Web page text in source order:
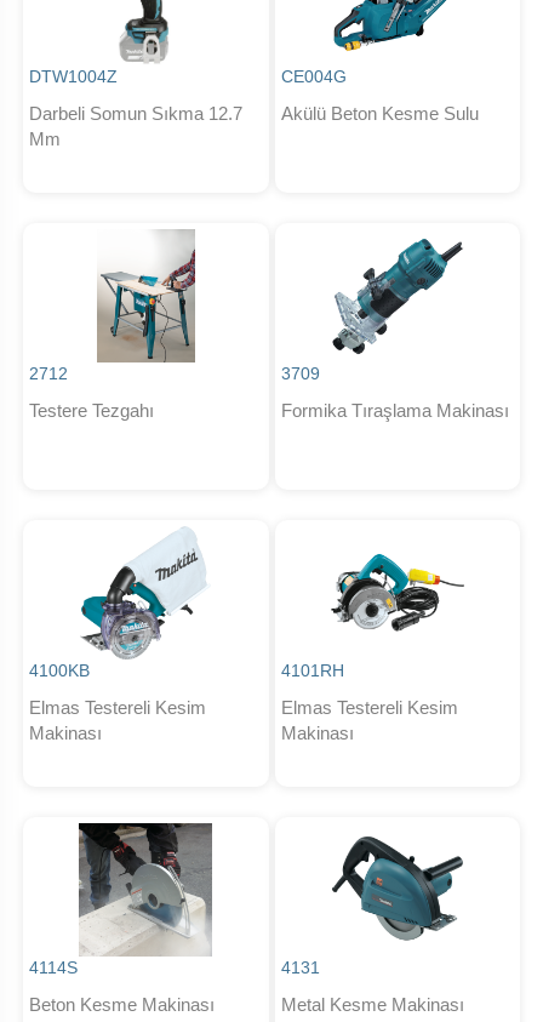
DTW1004Z
Darbeli Somun Sıkma 12.7
Mm
CE004G
Akülü Beton Kesme Sulu
2712
Testere Tezgahı
3709
Formika Tıraşlama Makinası
4100KB
Elmas Testereli Kesim
Makinası
4101RH
Elmas Testereli Kesim
Makinası
4114S
Beton Kesme Makinası
4131
Metal Kesme Makinası